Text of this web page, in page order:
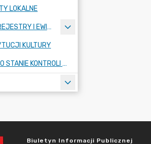
LOKALNE
PROWADZONE REJESTRY I EWIDENCJE
KULTURY
OŚWIADCZENIA O STANIE KONTROLI ZARZĄDCZEJ
Biuletyn Informacji Publicznej